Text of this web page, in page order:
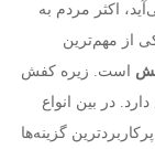
اکثر مردم به
از مهم‌ترین
است. زیره کفش
در بین انواع
گزینه‌ها